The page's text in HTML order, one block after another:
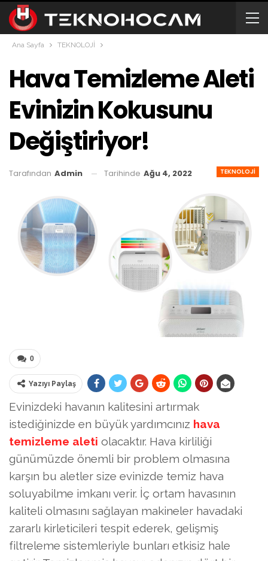
Ana Sayfa TEKNOLOJİ
Hava Temizleme Aleti
Evinizin Kokusunu
Değiştiriyor!
TEKNOLOJİ
Tarafından Admin Tarihinde Ağu 4, 2022
0
Yazıyı Paylaş
Evinizdeki havanın kalitesini artırmak
istediğinizde en büyük yardımcınız hava
temizleme aleti olacaktır. Hava kirliliği
günümüzde önemli bir problem olmasına
karşın bu aletler size evinizde temiz hava
soluyabilme imkanı verir. İç ortam havasının
kaliteli olmasını sağlayan makineler havadaki
zararlı kirleticileri tespit ederek, gelişmiş
filtreleme sistemleriyle bunları etkisiz hale